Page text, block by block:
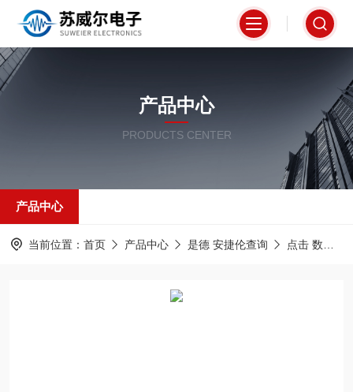
产品中心
PRODUCTS CENTER
产品中心
当前位置： 首页 产品中心 是德 安捷伦查询 点击 数字功率计